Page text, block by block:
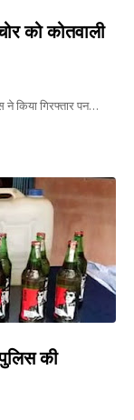
को कोतवाली
ने किया गिरफ्तार पन…
की